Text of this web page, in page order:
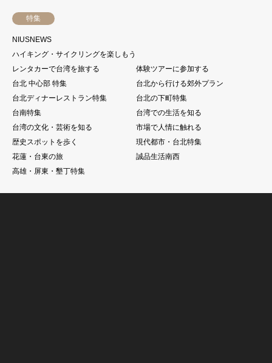
特集
NIUSNEWS
ハイキング・サイクリングを楽しもう
レンタカーで台湾を旅する
体験ツアーに参加する
台北 中心部 特集
台北から行ける郊外プラン
台北ディナーレストラン特集
台北の下町特集
台南特集
台湾での生活を知る
台湾の文化・芸術を知る
市場で人情に触れる
歴史スポットを歩く
現代都市・台北特集
花蓮・台東の旅
誠品生活南西
高雄・屏東・墾丁特集